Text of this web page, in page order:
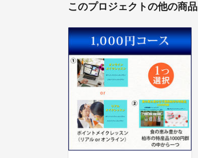
このプロジェクトの他の商品